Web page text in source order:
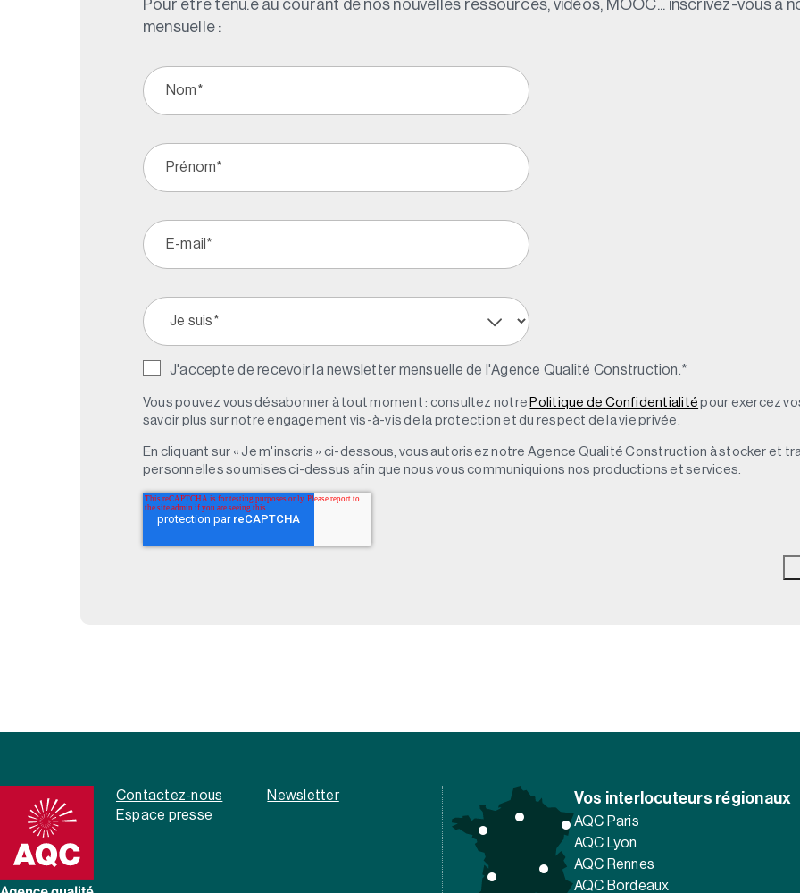
Pour être tenu.e au courant de nos nouvelles ressources, vidéos, MOOC... inscrivez-vous à
mensuelle :
J'accepte de recevoir la newsletter mensuelle de l'Agence Qualité Construction.*
Vous pouvez vous désabonner à tout moment : consultez notre Politique de Confidentialité pour exercez
savoir plus sur notre engagement vis-à-vis de la protection et du respect de la vie privée.
En cliquant sur « Je m'inscris » ci-dessous, vous autorisez notre Agence Qualité Construction à stocker et
personnelles soumises ci-dessus afin que nous vous communiquions nos productions et services.
Contactez-nous
Newsletter
Espace presse
Vos interlocuteurs régionaux
AQC Paris
AQC Lyon
AQC Rennes
AQC Bordeaux